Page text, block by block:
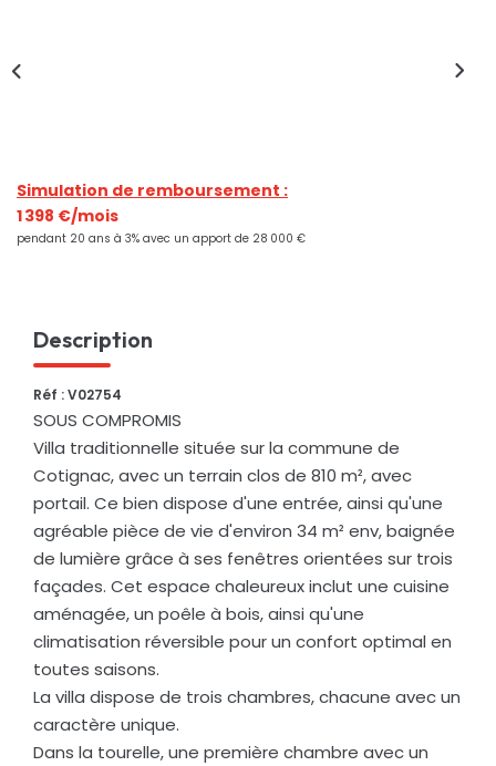
Simulation de remboursement :
1 398 €/mois
pendant 20 ans à 3% avec un apport de 28 000 €
Description
Réf : V02754
SOUS COMPROMIS
Villa traditionnelle située sur la commune de
Cotignac, avec un terrain clos de 810 m², avec
portail. Ce bien dispose d'une entrée, ainsi qu'une
agréable pièce de vie d'environ 34 m² env, baignée
de lumière grâce à ses fenêtres orientées sur trois
façades. Cet espace chaleureux inclut une cuisine
aménagée, un poêle à bois, ainsi qu'une
climatisation réversible pour un confort optimal en
toutes saisons.
La villa dispose de trois chambres, chacune avec un
caractère unique.
Dans la tourelle, une première chambre avec un